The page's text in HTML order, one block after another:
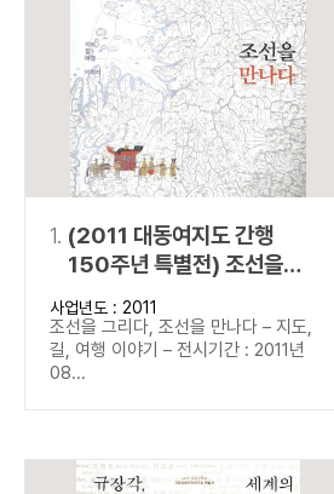
연산자
AND 정조
OR 정조
NOT 정조
동시에 여러 개의 연산자를 사
1. (2011 대동여지도 간행
150주년 특별전) 조선을
그리다, 조선을 만나다
사업년도 : 2011
조선을 그리다, 조선을 만나다 – 지도,
길, 여행 이야기 – 전시기간 : 2011년
08...